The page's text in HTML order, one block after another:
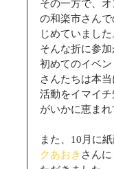
その一方で、
の和楽市さん
じめていました
そんな折に参加
初めてのイベ
さんたちは本
活動をイマイ
がいかに恵ま
また、10月に
クあおき さん